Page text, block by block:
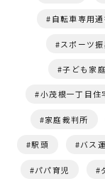
自転車専用
スポーツ
子ども家
小茂根一丁目住
家庭裁判所
駅頭 バス
パパ育児